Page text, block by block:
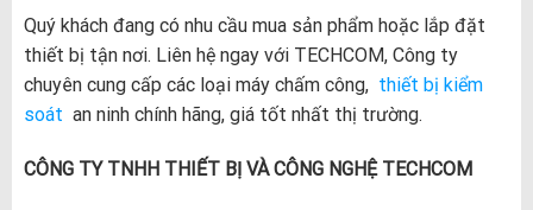
Quý khách đang có nhu cầu mua sản phẩm hoặc lắp đặt
thiết bị tận nơi. Liên hệ ngay với TECHCOM, Công ty
chuyên cung cấp các loại máy chấm công, thiết bị kiểm
soát an ninh chính hãng, giá tốt nhất thị trường.
CÔNG TY TNHH THIẾT BỊ VÀ CÔNG NGHỆ TECHCOM